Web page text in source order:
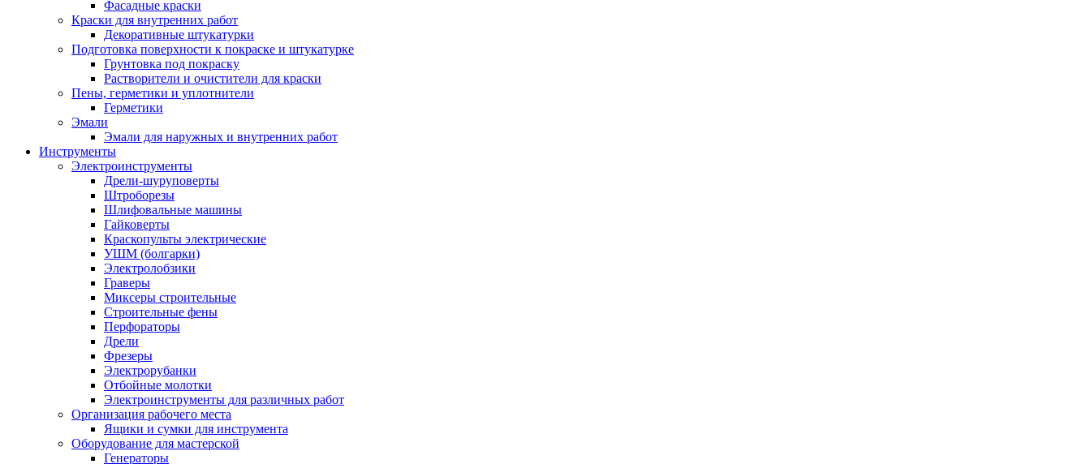
Фасадные краски
Краски для внутренних работ
Декоративные штукатурки
Подготовка поверхности к покраске и штукатурке
Грунтовка под покраску
Растворители и очистители для краски
Пены, герметики и уплотнители
Герметики
Эмали
Эмали для наружных и внутренних работ
Инструменты
Электроинструменты
Дрели-шуруповерты
Штроборезы
Шлифовальные машины
Гайковерты
Краскопульты электрические
УШМ (болгарки)
Электролобзики
Граверы
Миксеры строительные
Строительные фены
Перфораторы
Дрели
Фрезеры
Электрорубанки
Отбойные молотки
Электроинструменты для различных работ
Организация рабочего места
Ящики и сумки для инструмента
Оборудование для мастерской
Генераторы